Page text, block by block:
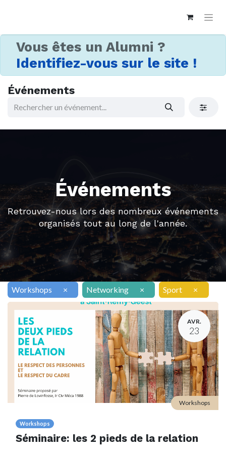
Vous êtes un Alumni ?
Identifiez-vous sur le site !
Événements
Événements
Retrouvez-nous lors des nombreux événements
organisés tout au long de l'année.
Workshops × Networking × Sport ×
AVR.
23
Workshops
Séminaire: les 2 pieds de la relation
Workshops